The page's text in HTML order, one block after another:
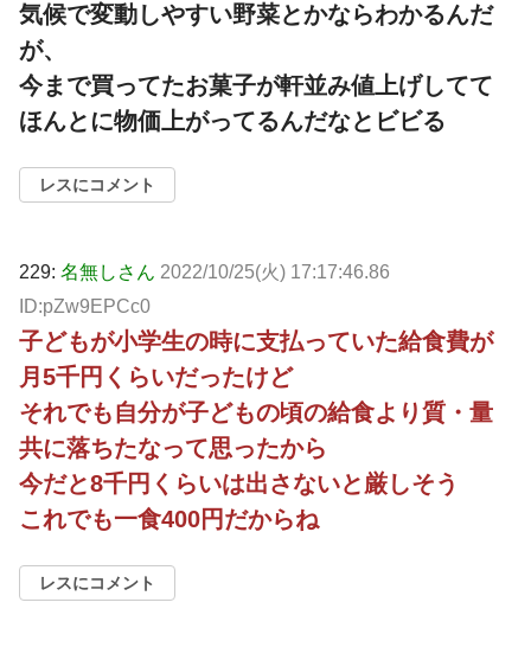
気候で変動しやすい野菜とかならわかるんだ
が、
今まで買ってたお菓子が軒並み値上げしてて
ほんとに物価上がってるんだなとビビる
レスにコメント
229: 名無しさん 2022/10/25(火) 17:17:46.86
ID:pZw9EPCc0
子どもが小学生の時に支払っていた給食費が
月5千円くらいだったけど
それでも自分が子どもの頃の給食より質・量
共に落ちたなって思ったから
今だと8千円くらいは出さないと厳しそう
これでも一食400円だからね
レスにコメント